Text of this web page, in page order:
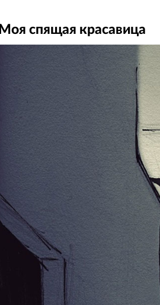
Моя спящая красавица